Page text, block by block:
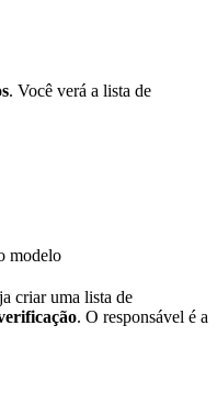
. Você verá a lista de
modelo
criar uma lista de
. O responsável é a